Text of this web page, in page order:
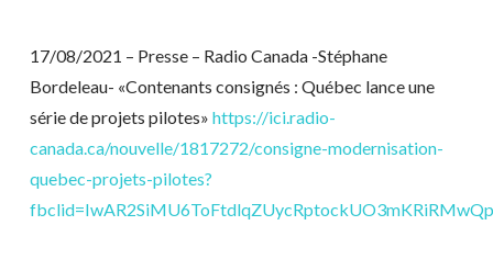
17/08/2021 – Presse – Radio Canada -Stéphane
Bordeleau- «Contenants consignés : Québec lance une
série de projets pilotes» https://ici.radio-
canada.ca/nouvelle/1817272/consigne-modernisation-
quebec-projets-pilotes?